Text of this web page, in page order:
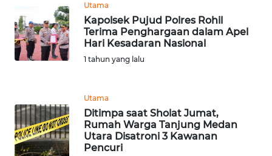
Utama
Kapolsek Pujud Polres Rohil
Terima Penghargaan dalam Apel
Hari Kesadaran Nasional
1 tahun yang lalu
Utama
Ditimpa saat Sholat Jumat,
Rumah Warga Tanjung Medan
Utara Disatroni 3 Kawanan
Pencuri
IKLAN
TENTANG
KAMI
MEDIA
SIBER
REDAKSI